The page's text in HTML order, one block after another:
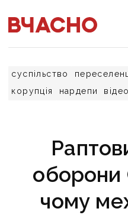
суспільство
корупція
нардепи відео
оборони
чому